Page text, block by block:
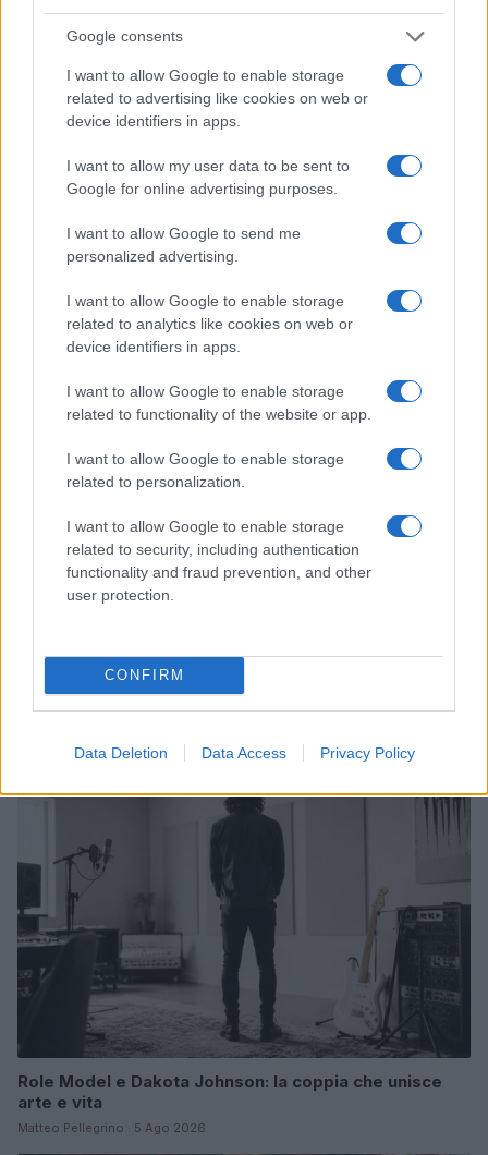
Google consents
I want to allow Google to enable storage
related to advertising like cookies on web or
device identifiers in apps.
I want to allow my user data to be sent to
Google for online advertising purposes.
I want to allow Google to send me
personalized advertising.
I want to allow Google to enable storage
related to analytics like cookies on web or
device identifiers in apps.
I want to allow Google to enable storage
related to functionality of the website or app.
I want to allow Google to enable storage
related to personalization.
I want to allow Google to enable storage
related to security, including authentication
functionality and fraud prevention, and other
user protection.
CONFIRM
Data Deletion Data Access Privacy Policy
Continua a leggere
6 agosto 1945: il bombardamento atomico di
Role Model e Dakota Johnson: la coppia che unisce
arte e vita
Matteo Pellegrino · 5 Ago 2026